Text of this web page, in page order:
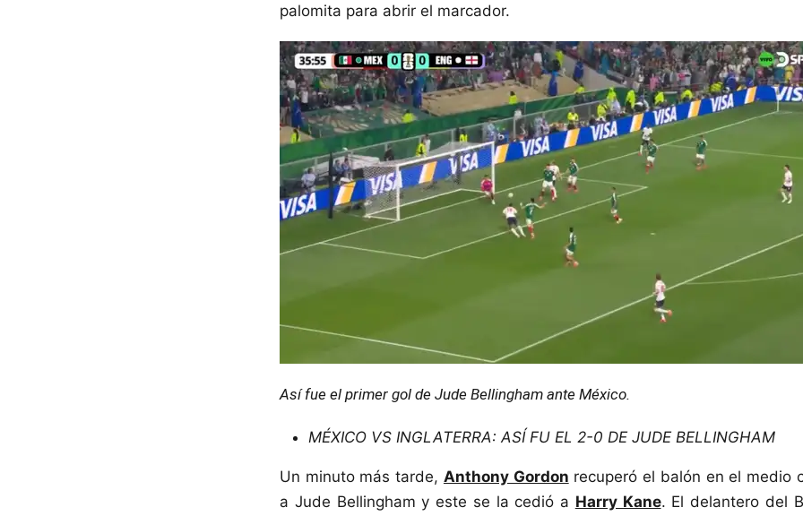
palomita para abrir el marcador.
Así fue el primer gol de Jude Bellingham ante México.
MÉXICO VS INGLATERRA: ASÍ FU EL 2-0 DE JUDE BELLINGHAM
Un minuto más tarde, Anthony Gordon recuperó el balón en el medio
a Jude Bellingham y este se la cedió a Harry Kane. El delantero del